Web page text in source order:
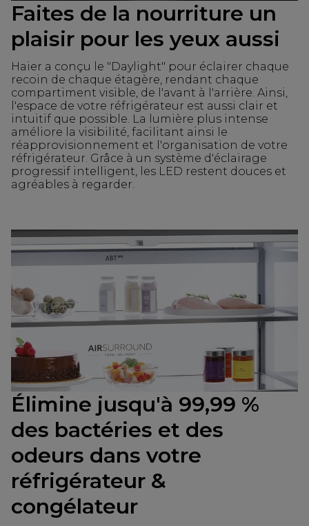
Faites de la nourriture un
plaisir pour les yeux aussi
Haier a conçu le "Daylight" pour éclairer chaque
recoin de chaque étagère, rendant chaque
compartiment visible, de l'avant à l'arrière. Ainsi,
l'espace de votre réfrigérateur est aussi clair et
intuitif que possible. La lumière plus intense
améliore la visibilité, facilitant ainsi le
réapprovisionnement et l'organisation de votre
réfrigérateur. Grâce à un système d'éclairage
progressif intelligent, les LED restent douces et
agréables à regarder.
Élimine jusqu'à 99,99 %
des bactéries et des
odeurs dans votre
réfrigérateur &
congélateur